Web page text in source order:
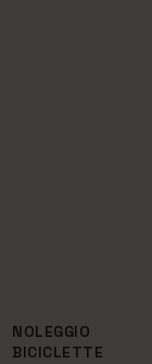
NOLEGGIO
BICICLETTE